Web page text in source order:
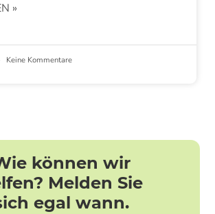
»
Keine Kommentare
können wir
Melden Sie
egal wann.